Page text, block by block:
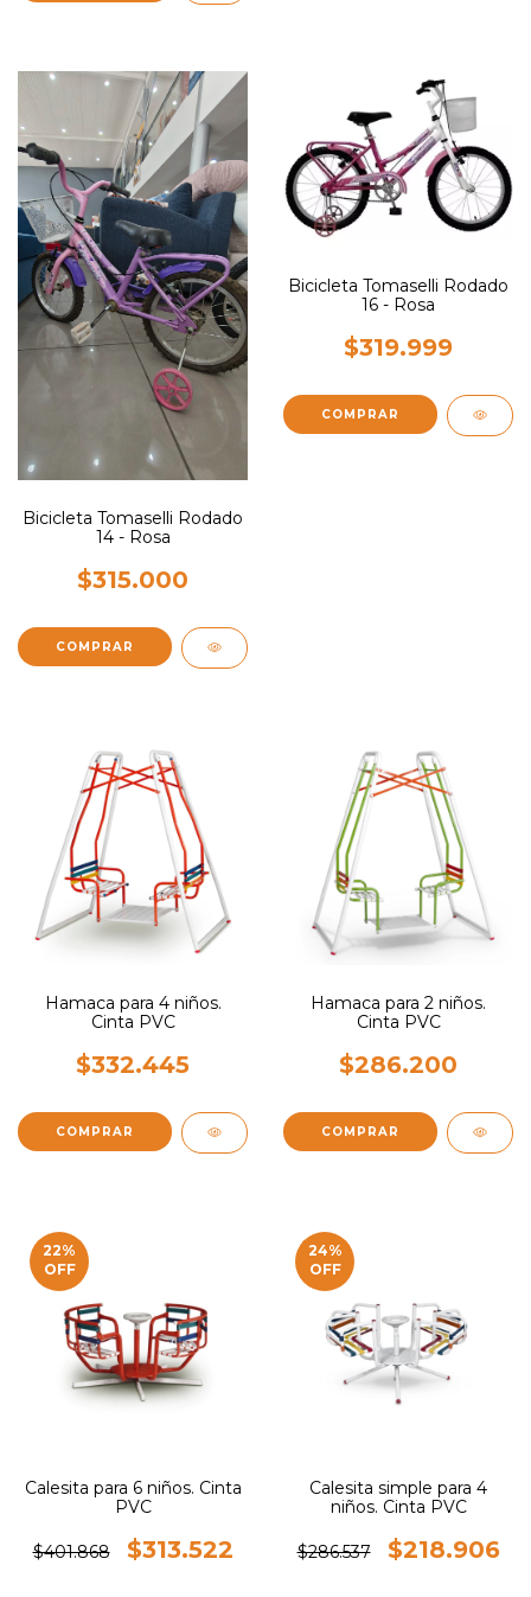
Bicicleta Tomaselli Rodado
14 - Rosa
$315.000
Bicicleta Tomaselli Rodado
16 - Rosa
$319.999
Hamaca para 4 niños.
Cinta PVC
$332.445
Hamaca para 2 niños.
Cinta PVC
$286.200
22%
OFF
Calesita para 6 niños. Cinta
PVC
$401.868 $313.522
24%
OFF
Calesita simple para 4
niños. Cinta PVC
$286.537 $218.906